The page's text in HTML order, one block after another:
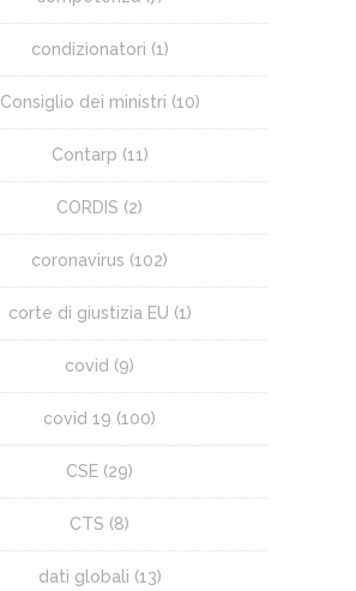
condizionatori (1)
Consiglio dei ministri (10)
Contarp (11)
CORDIS (2)
coronavirus (102)
corte di giustizia EU (1)
covid (9)
covid 19 (100)
CSE (29)
CTS (8)
dati globali (13)